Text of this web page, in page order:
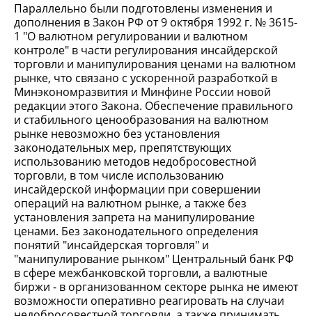
Параллельно были подготовлены изменения и
дополнения в Закон РФ от 9 октября 1992 г. № 3615-
1 "О валютном регулировании и валютном
контроле" в части регулирования инсайдерской
торговли и манипулирования ценами на валютном
рынке, что связано с ускоренной разработкой в
Минэкономразвития и Минфине России новой
редакции этого Закона. Обеспечение правильного
и стабильного ценообразования на валютном
рынке невозможно без установления
законодательных мер, препятствующих
использованию методов недобросовестной
торговли, в том числе использованию
инсайдерской информации при совершении
операций на валютном рынке, а также без
установления запрета на манипулирование
ценами. Без законодательного определения
понятий "инсайдерская торговля" и
"манипулирование рынком" Центральный банк РФ
в сфере межбанковской торговли, а валютные
биржи - в организованном секторе рынка не имеют
возможности оперативно реагировать на случаи